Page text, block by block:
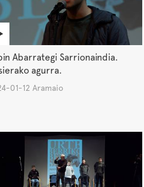
Abarrategi Sarrionaindia.
agurra.
01-12 Aramaio